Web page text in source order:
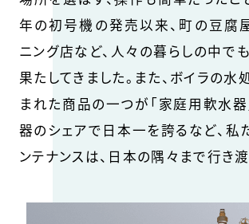
年の初号機の発売以来、町の豆腐
ニング店など、人々の暮らしの中で
果たしてきました。また、ボイラの
まれた商品の一つが「家庭用軟水器
器のシェアで日本一を誇るなど、私
ンテナンスは、日本の隅々まで行き渡